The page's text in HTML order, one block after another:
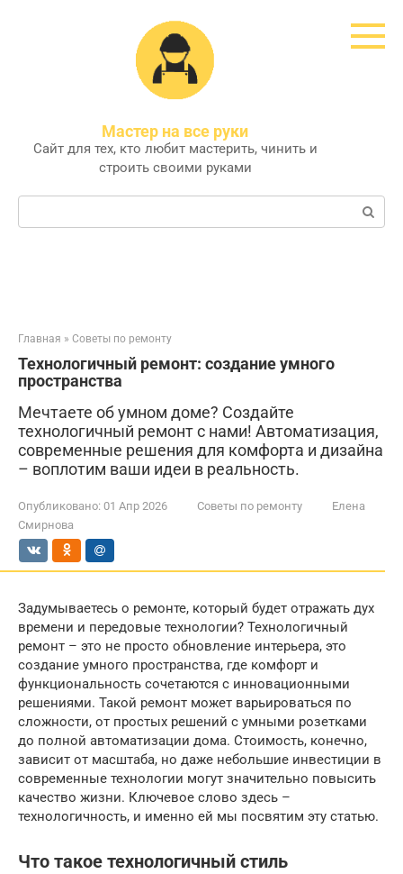
Мастер на все руки
Сайт для тех, кто любит мастерить, чинить и
строить своими руками
Поиск:
Главная » Советы по ремонту
Технологичный ремонт: создание умного
пространства
Мечтаете об умном доме? Создайте
технологичный ремонт с нами! Автоматизация,
современные решения для комфорта и дизайна
– воплотим ваши идеи в реальность.
Опубликовано: 01 Апр 2026 Советы по ремонту
Елена
Смирнова
Задумываетесь о ремонте, который будет отражать дух
времени и передовые технологии? Технологичный
ремонт – это не просто обновление интерьера, это
создание умного пространства, где комфорт и
функциональность сочетаются с инновационными
решениями. Такой ремонт может варьироваться по
сложности, от простых решений с умными розетками
до полной автоматизации дома. Стоимость, конечно,
зависит от масштаба, но даже небольшие инвестиции в
современные технологии могут значительно повысить
качество жизни. Ключевое слово здесь –
технологичность, и именно ей мы посвятим эту статью.
Что такое технологичный стиль